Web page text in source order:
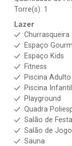
Torre(s): 1
Lazer
Churrasqueira
Espaço
Espaço Kids
Fitness
Piscina Adulto
Piscina Infantil
Playground
Quadra
Salão de Festa
Salão de
Sauna